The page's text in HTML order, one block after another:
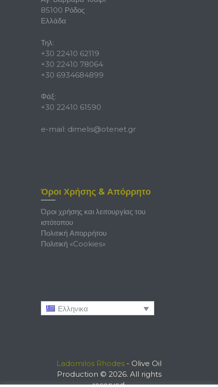
85100 Ρόδος
Ελλάδα
Τηλ:
+30 22410 62119
+30 22410 78064
+30 6934684899
Φάξ:
+30 22410 61590
e-mail: dimelis@otenet.gr
Όροι Χρήσης & Απόρρητο
Όροι χρήσης και λειτουργίας του
ιστότοπου
Πολιτική Απορρήτου
Πολιτική «Cookies»
Ελληνικα
Ladomilos Rhodes - Olive Oil
Production © 2026. All rights
reserved.